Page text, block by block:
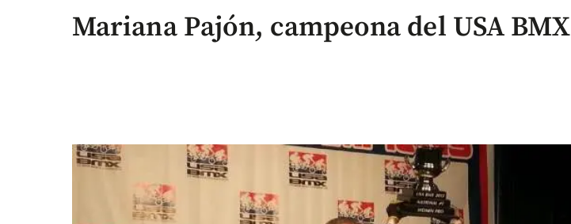
Mariana Pajón, campeona del USA BMX